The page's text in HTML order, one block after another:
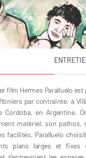
film Hermes Paralluelo
par contrainte, à
Cordoba, en Argentine.
matériel, son pathos,
facilités, Paralluelo
plans larges et fixes